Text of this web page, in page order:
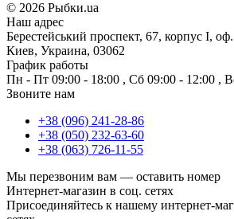
© 2026 Рыбки.ua
Наш адрес
Берестейський проспект, 67, корпус I,
Киев, Украина, 03062
График работы
Пн - Пт 09:00 - 18:00 , Сб 09:00 - 12:00 ,
Звоните нам
+38 (096) 241-28-86
+38 (050) 232-63-60
+38 (063) 726-11-55
Мы перезвоним вам — оставить номер
Интернет-магазин в соц. сетях
Присоединяйтесь к нашему интернет-